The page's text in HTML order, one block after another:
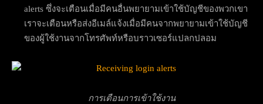
alerts ซึ่งจะเตือนเมื่อมีคนอื่นพยายามเข้าใช้บัญชีของพวกเขา
เราจะเตือนหรือส่งอีเมล์แจ้งเมื่อมีคนจากพยายามเข้าใช้บัญชี
ของผู้ใช้งานจากโทรศัพท์หรือบราวเซอร์แปลกปลอม
การเตือนการเข้าใช้งาน